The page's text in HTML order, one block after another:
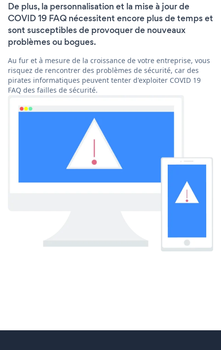
De plus, la personnalisation et la mise à jour de
COVID 19 FAQ nécessitent encore plus de temps et
sont susceptibles de provoquer de nouveaux
problèmes ou bogues.
Au fur et à mesure de la croissance de votre entreprise, vous
risquez de rencontrer des problèmes de sécurité, car des
pirates informatiques peuvent tenter d'exploiter COVID 19
FAQ des failles de sécurité.